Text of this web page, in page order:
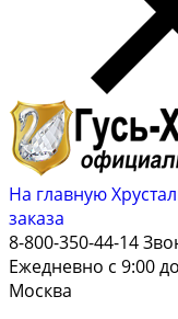
На главную
заказа
8-800-350-44-14
Ежедневно с 9:00
Москва